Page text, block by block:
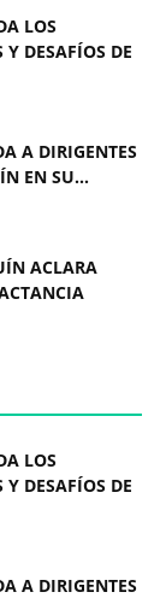
LOS
Y DESAFÍOS DE
A DIRIGENTES
EN SU...
ACLARA
LOS
Y DESAFÍOS DE
A DIRIGENTES